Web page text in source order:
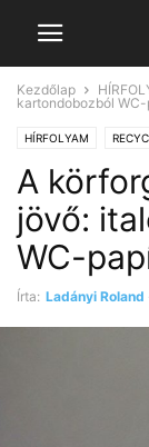
Kezdőlap
kartondobozból
HÍRFOLYAM
A
jövő:
WC-
Írta: Ladányi Roland